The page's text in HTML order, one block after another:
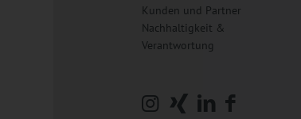
Kunden und Partner
Nachhaltigkeit &
Verantwortung